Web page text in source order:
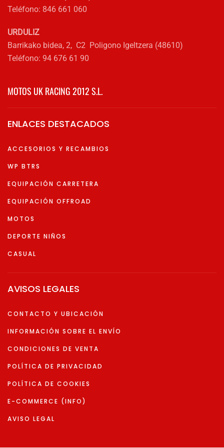
Teléfono: 846 661 060
URDULIZ
Barrikako bidea, 2, C2 Poligono Igeltzera (48610)
Teléfono: 94 676 61 90
MOTOS UK RACING 2012 S.L.
ENLACES DESTACADOS
ACCESORIOS Y RECAMBIOS
WP BTRS
EQUIPACIÓN CARRETERA
EQUIPACIÓN OFFROAD
MOTOS
DEPORTE NIÑOS
CASUAL
AVISOS LEGALES
CONTACTO Y UBICACIÓN
INFORMACIÓN SOBRE EL ENVÍO
CONDICIONES DE VENTA
POLÍTICA DE PRIVACIDAD
POLÍTICA DE COOKIES
E-COMMERCE (INFO)
AVISO LEGAL